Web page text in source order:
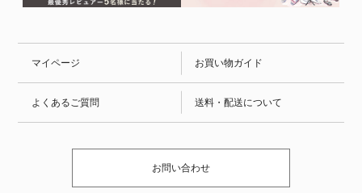
マイページ お買い物ガイド
よくあるご質問 送料・配送について
お問い合わせ